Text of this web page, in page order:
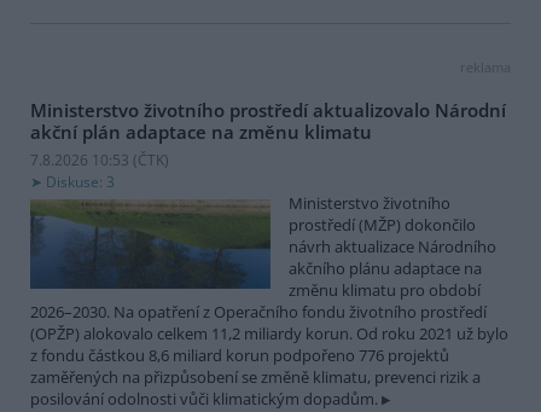
reklama
Ministerstvo životního prostředí aktualizovalo Národní
akční plán adaptace na změnu klimatu
7.8.2026 10:53 (ČTK)
Diskuse: 3
Ministerstvo životního
prostředí (MŽP) dokončilo
návrh aktualizace Národního
akčního plánu adaptace na
změnu klimatu pro období
2026–2030. Na opatření z Operačního fondu životního prostředí
(OPŽP) alokovalo celkem 11,2 miliardy korun. Od roku 2021 už bylo
z fondu částkou 8,6 miliard korun podpořeno 776 projektů
zaměřených na přizpůsobení se změně klimatu, prevenci rizik a
posilování odolnosti vůči klimatickým dopadům.